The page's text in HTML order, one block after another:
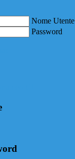
Nome Utente
Password